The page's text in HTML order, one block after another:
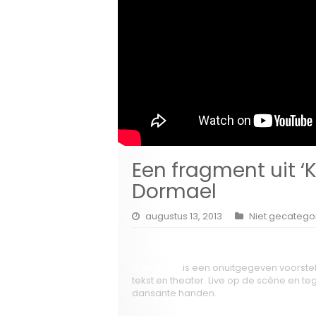
Een fragment uit
Dormael
augustus 13, 2013 Niet
is een onuitgegeven
tekst en theater. Live op de scène en
dansante handen.